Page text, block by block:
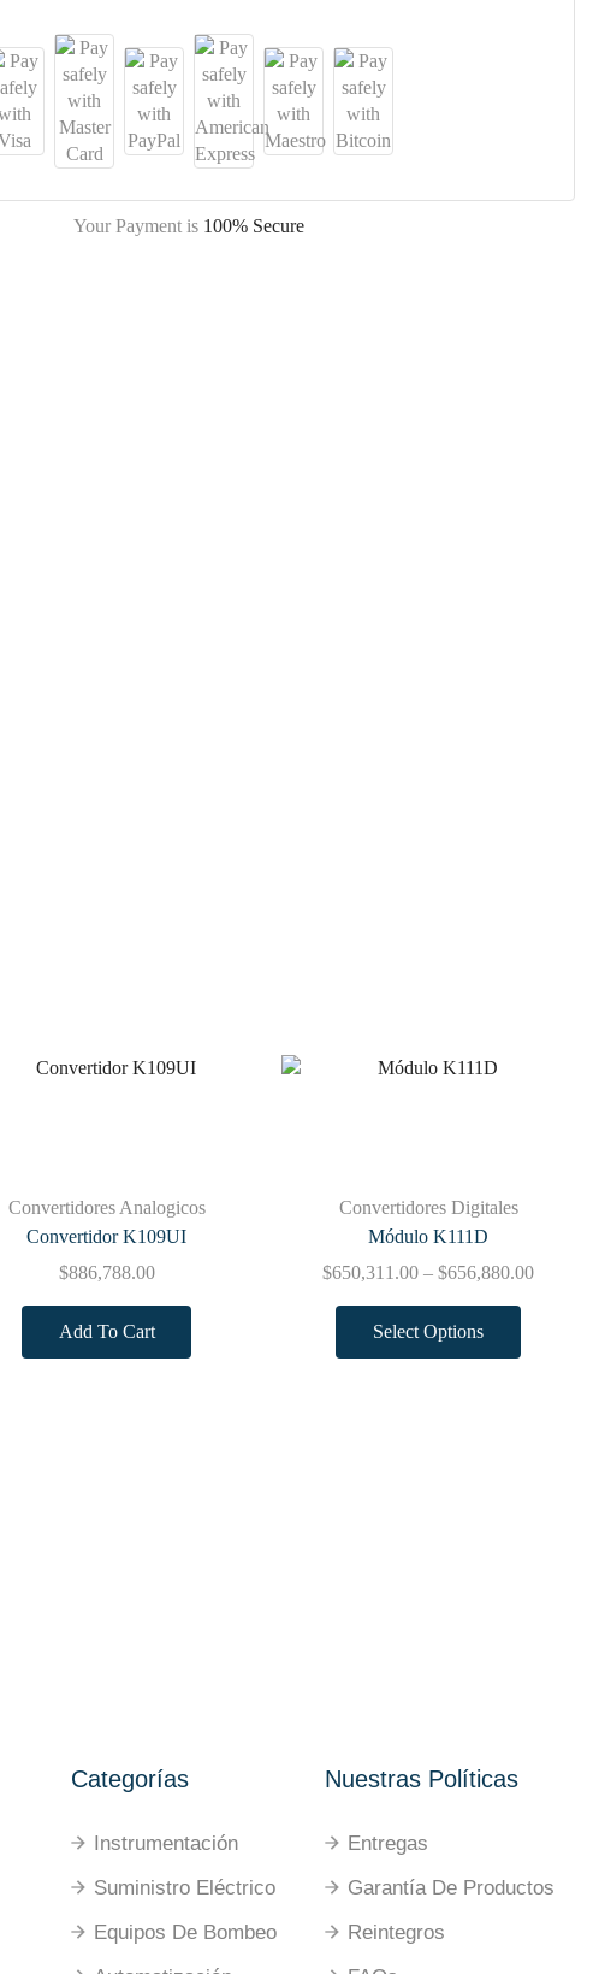
Your Payment is 100% Secure
Convertidores Analogicos
Convertidor K109UI
$886,788.00
Add To Cart
Convertidores Digitales
Módulo K111D
$650,311.00 – $656,880.00
Select Options
Categorías
Instrumentación
Suministro Eléctrico
Equipos De Bombeo
Nuestras Políticas
Entregas
Garantía De Productos
Reintegros